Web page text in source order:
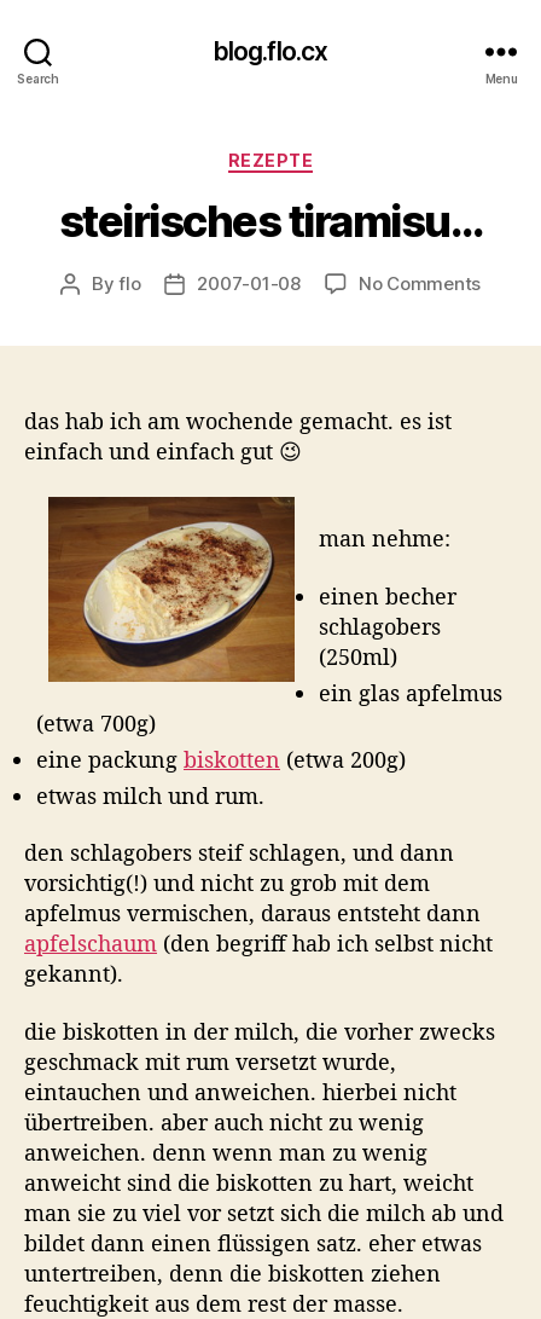
Search
blog.flo.cx
Menu
Categories
REZEPTE
steirisches tiramisu…
PostByflo
Post2007-01-08 No Commentson
das hab ich am wochende gemacht. es ist
einfach und einfach gut 😉
man nehme:
einen becher
schlagobers
(250ml)
ein glas apfelmus
(etwa 700g)
eine packung biskotten (etwa 200g)
etwas milch und rum.
den schlagobers steif schlagen, und dann
vorsichtig(!) und nicht zu grob mit dem
apfelmus vermischen, daraus entsteht dann
apfelschaum (den begriff hab ich selbst nicht
gekannt).
die biskotten in der milch, die vorher zwecks
geschmack mit rum versetzt wurde,
eintauchen und anweichen. hierbei nicht
übertreiben. aber auch nicht zu wenig
anweichen. denn wenn man zu wenig
anweicht sind die biskotten zu hart, weicht
man sie zu viel vor setzt sich die milch ab und
bildet dann einen flüssigen satz. eher etwas
untertreiben, denn die biskotten ziehen
feuchtigkeit aus dem rest der masse.